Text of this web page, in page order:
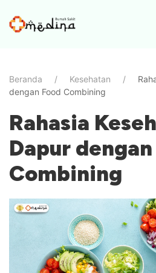
Beranda Kesehatan
dengan Food Combining
Rahasia
Dapur
Combining